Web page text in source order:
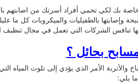
بك لكي تحمي أفراد أسرتك من اصابتهم
وإصابتها بالطفيليات والميكروبات كل ما
تنافس الشركات التي تعمل في مجال
بحائل ؟
والأتربة الأمر الذي يؤدي إلى تلوث المياه
يلي: